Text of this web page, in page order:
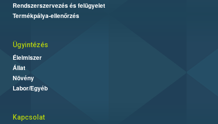
Rendszerszervezés és felügyelet
Termékpálya-ellenőrzés
Ügyintézés
Élelmiszer
Állat
Növény
Labor/Egyéb
Kapcsolat